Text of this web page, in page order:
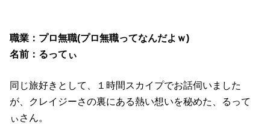
職業：プロ無職(プロ無職ってなんだよｗ)
名前：るってぃ
同じ旅好きとして、１時間スカイプでお話伺いました
が、クレイジーさの裏にある熱い想いを秘めた、るって
ぃさん。